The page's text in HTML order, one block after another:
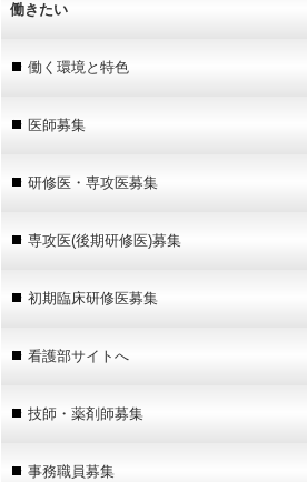
働きたい
働く環境と特色
医師募集
研修医・専攻医募集
専攻医(後期研修医)募集
初期臨床研修医募集
看護部サイトへ
技師・薬剤師募集
事務職員募集